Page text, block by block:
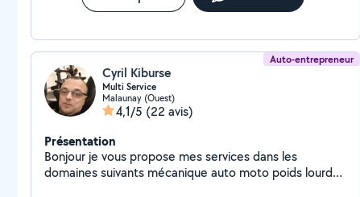
Auto-entrepreneur
Cyril Kiburse
Multi Service
Malaunay (Ouest)
4,1/5 (22 avis)
Présentation
Bonjour je vous propose mes services dans les
domaines suivants mécanique auto moto poids lourds ,